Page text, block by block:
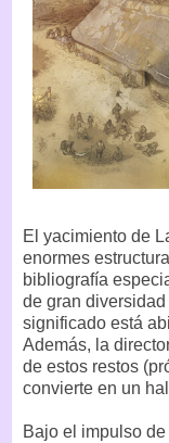
El yacimiento de
enormes
bibliografía
de gran
significado está
Además, la
de estos restos
convierte en un
Bajo el impulso